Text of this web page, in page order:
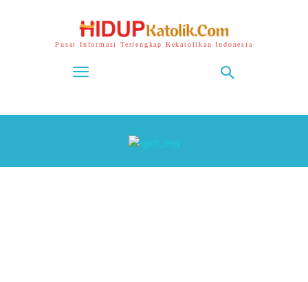
Pusat Informasi Terlengkap Kekatolikan Indonesia